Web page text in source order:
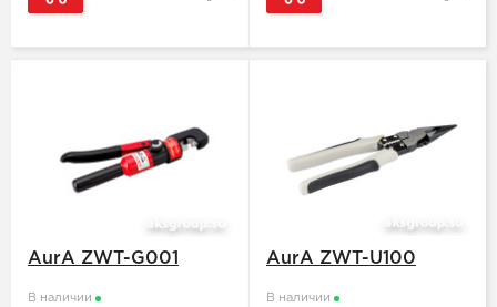
AurA ZWT-G001
В наличии
AurA ZWT-U100
В наличии